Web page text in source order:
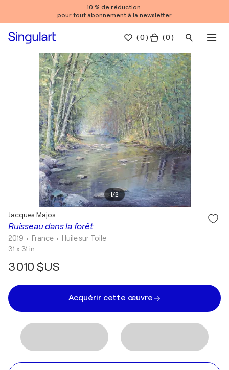
10 % de réduction
pour tout abonnement à la newsletter
(0 ) ( 0 )
1/2
Ruisseau dans la forêt
Jacques Majos
2019 • France • Huile sur Toile
31 x 31 in
3 010 $US
Acquérir cette œuvre